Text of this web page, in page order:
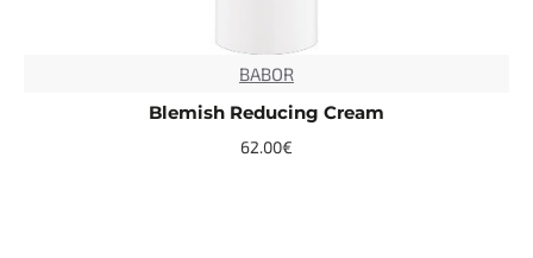
BABOR
Blemish Reducing Cream
62.00€